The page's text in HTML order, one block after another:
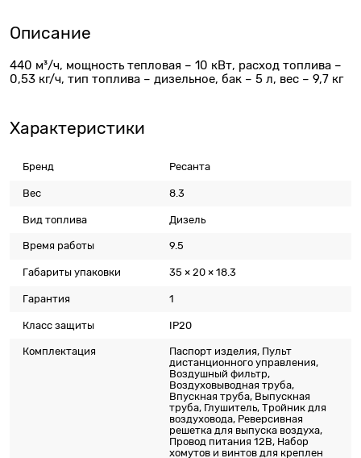
Описание
440 м³/ч, мощность тепловая – 10 кВт, расход топлива –
0,53 кг/ч, тип топлива – дизельное, бак – 5 л, вес – 9,7 кг
Характеристики
Бренд Ресанта
Вес 8.3
Вид топлива Дизель
Время работы 9.5
Габариты упаковки 35 × 20 × 18.3
Гарантия 1
Класс защиты IP20
Комплектация
Паспорт изделия, Пульт
дистанционного управления,
Воздушный фильтр,
Воздуховыводная труба,
Впускная труба, Выпускная
труба, Глушитель, Тройник для
воздуховода, Реверсивная
решетка для выпуска воздуха,
Провод питания 12В, Набор
хомутов и винтов для креплен